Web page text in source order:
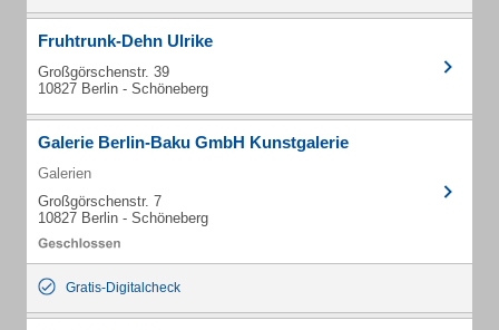
Fruhtrunk-Dehn Ulrike
Großgörschenstr. 39
10827 Berlin - Schöneberg
Galerie Berlin-Baku GmbH Kunstgalerie
Galerien
Großgörschenstr. 7
10827 Berlin - Schöneberg
Gratis-Digitalcheck